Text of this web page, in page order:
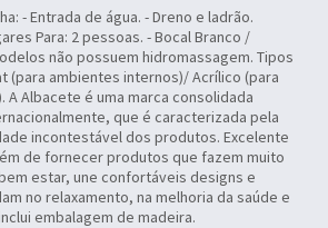
- Entrada de água. - Dreno e ladrão.
Para: 2 pessoas. - Bocal Branco /
não possuem hidromassagem. Tipos
(para ambientes internos)/ Acrílico (para
A Albacete é uma marca consolidada
que é caracterizada pela
incontestável dos produtos. Excelente
de fornecer produtos que fazem muito
estar, une confortáveis designs e
no relaxamento, na melhoria da saúde e
embalagem de madeira.